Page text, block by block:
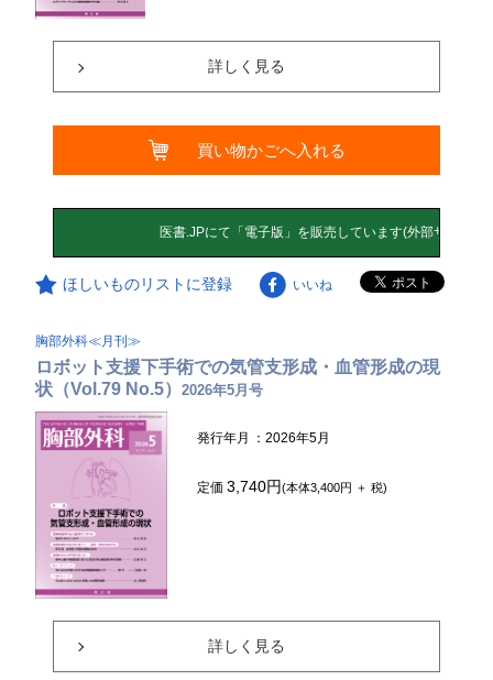
詳しく見る
買い物かごへ入れる
ほしいものリストに登録 いいね
胸部外科≪月刊≫
ロボット支援下手術での気管支形成・血管形成の現
状（Vol.79 No.5）2026年5月号
発行年月 ：2026年5月
定価3,740円(本体3,400円 ＋ 税)
詳しく見る